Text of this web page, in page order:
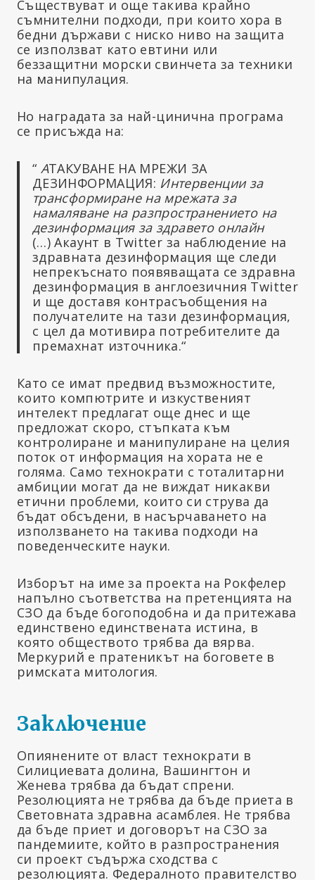
Съществуват и още такива крайно
съмнителни подходи, при които хора в
бедни държави с ниско ниво на защита
се използват като евтини или
беззащитни морски свинчета за техники
на манипулация.
Но наградата за най-цинична програма
се присъжда на:
“ АТАКУВАНЕ НА МРЕЖИ ЗА
ДЕЗИНФОРМАЦИЯ: Интервенции за
трансформиране на мрежата за
намаляване на разпространението на
дезинформация за здравето онлайн
(…) Акаунт в Twitter за наблюдение на
здравната дезинформация ще следи
непрекъснато появяващата се здравна
дезинформация в англоезичния Twitter
и ще доставя контрасъобщения на
получателите на тази дезинформация,
с цел да мотивира потребителите да
премахнат източника.“
Като се имат предвид възможностите,
които компютрите и изкуственият
интелект предлагат още днес и ще
предложат скоро, стъпката към
контролиране и манипулиране на целия
поток от информация на хората не е
голяма. Само технократи с тоталитарни
амбиции могат да не виждат никакви
етични проблеми, които си струва да
бъдат обсъдени, в насърчаването на
използването на такива подходи на
поведенческите науки.
Изборът на име за проекта на Рокфелер
напълно съответства на претенцията на
СЗО да бъде богоподобна и да притежава
единствено единствената истина, в
която обществото трябва да вярва.
Меркурий е пратеникът на боговете в
римската митология.
Заключение
Опиянените от власт технократи в
Силициевата долина, Вашингтон и
Женева трябва да бъдат спрени.
Резолюцията не трябва да бъде приета в
Световната здравна асамблея. Не трябва
да бъде приет и договорът на СЗО за
пандемиите, който в разпространения
си проект съдържа сходства с
резолюцията. Федералното правителство